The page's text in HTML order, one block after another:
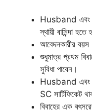
Husband এবং
স্থায়ী বাসিন্দা হতে
আবেদনকারীর
শুধুমাত্র প্রথম
সুবিধা পাবেন।
Husband এবং
SC সার্টিফিকেট
বিবাহের এক